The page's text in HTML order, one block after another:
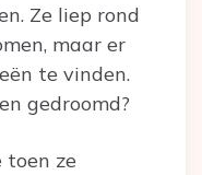
Ze liep rond
maar er
te vinden.
gedroomd?
toen ze